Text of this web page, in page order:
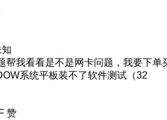
帮我看看是不是网卡问题，我要下单
系统平板装不了软件测试（32
赞